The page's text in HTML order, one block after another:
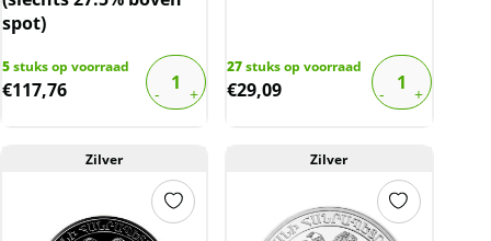
spot)
5stuks op voorraad
€117,76
27stuks op voorraad
€29,09
Zilver Zilver